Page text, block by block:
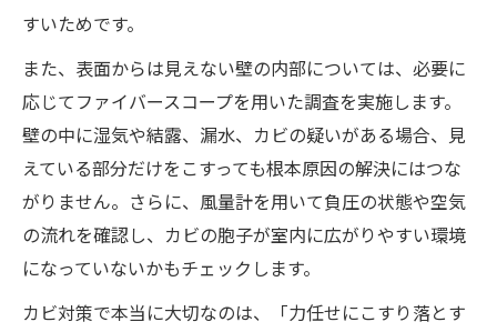
すいためです。
また、表面からは見えない壁の内部については、必要に
応じてファイバースコープを用いた調査を実施します。
壁の中に湿気や結露、漏水、カビの疑いがある場合、見
えている部分だけをこすっても根本原因の解決にはつな
がりません。さらに、風量計を用いて負圧の状態や空気
の流れを確認し、カビの胞子が室内に広がりやすい環境
になっていないかもチェックします。
カビ対策で本当に大切なのは、「力任せにこすり落とす